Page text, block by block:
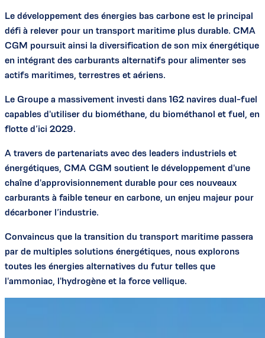
Le développement des énergies bas carbone est le principal
défi à relever pour un transport maritime plus durable. CMA
CGM poursuit ainsi la diversification de son mix énergétique
en intégrant des carburants alternatifs pour alimenter ses
actifs maritimes, terrestres et aériens.
Le Groupe a massivement investi dans 162 navires dual-fuel
capables d'utiliser du biométhane, du biométhanol et fuel, en
flotte d’ici 2029.
A travers de partenariats avec des leaders industriels et
énergétiques, CMA CGM soutient le développement d'une
chaîne d'approvisionnement durable pour ces nouveaux
carburants à faible teneur en carbone, un enjeu majeur pour
décarboner l’industrie.
Convaincus que la transition du transport maritime passera
par de multiples solutions énergétiques, nous explorons
toutes les énergies alternatives du futur telles que
l'ammoniac, l'hydrogène et la force vellique.